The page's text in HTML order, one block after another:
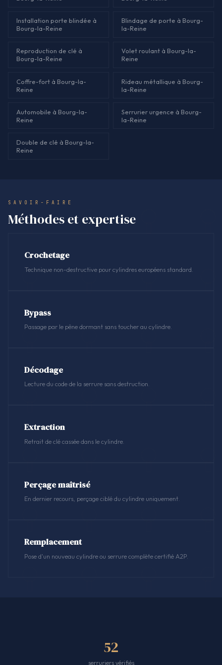
Installation porte blindée à
Bourg-la-Reine
Blindage de porte à Bourg-
la-Reine
Reproduction de clé à
Bourg-la-Reine
Volet roulant à Bourg-la-
Reine
Coffre-fort à Bourg-la-
Reine
Rideau métallique à Bourg-
la-Reine
Automobile à Bourg-la-
Reine
Serrurier urgence à Bourg-
la-Reine
Double de clé à Bourg-la-
Reine
SAVOIR-FAIRE
Méthodes et expertise
Crochetage
Technique non-destructive pour cylindres européens standard.
Bypass
Passage par le pêne dormant sans toucher au cylindre.
Décodage
Lecture du code de la serrure sans destruction.
Extraction
Retrait de clé cassée dans le cylindre.
Perçage maîtrisé
En dernier recours, perçage ciblé du cylindre uniquement.
Remplacement
Pose d'un nouveau cylindre ou serrure complète certifié A2P.
52
serruriers vérifiés